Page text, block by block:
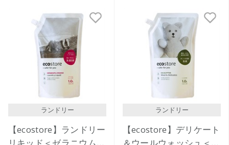
ランドリー
【ecostore】ランドリー
リキッド＜ゼラニウム＆
ランドリー
【ecostore】デリケート
＆ウールウォッシュ＜お